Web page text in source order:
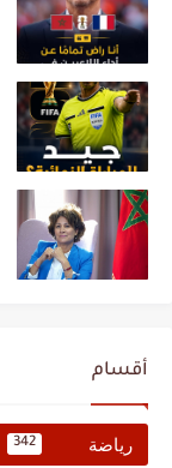
أقسام
رياضة 342